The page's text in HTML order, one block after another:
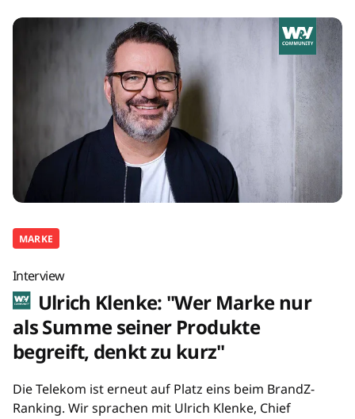
MARKE
Interview
Ulrich Klenke: "Wer Marke nur
als Summe seiner Produkte
begreift, denkt zu kurz"
Die Telekom ist erneut auf Platz eins beim BrandZ-
Ranking. Wir sprachen mit Ulrich Klenke, Chief